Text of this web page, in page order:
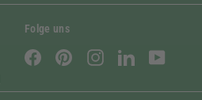
Folge uns
FacebookPinterestInstagramLinkedIn